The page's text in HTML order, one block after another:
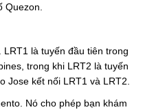
Quezon.
là tuyến đầu tiên trong
trong khi LRT2 là tuyến
Jose kết nối LRT1 và LRT2.
Nó cho phép bạn khám